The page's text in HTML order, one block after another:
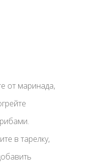
от маринада,
в тарелку,